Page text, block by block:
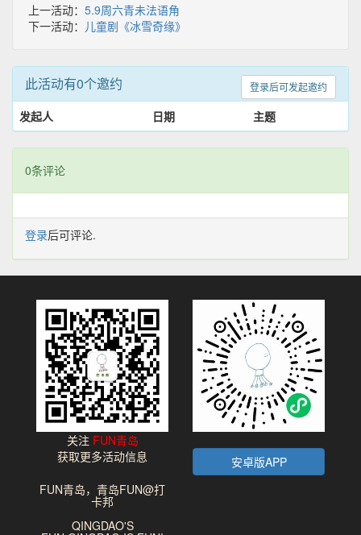
上一活动： 5.9周六青未法语角
下一活动： 儿童剧《冰雪奇缘》
登录后可发起邀约
此活动有0个邀约
发起人 日期 主题
0条评论
登录后可评论.
关注 FUN青岛
获取更多活动信息
安卓版APP
FUN青岛，青岛FUN@打
卡邦
QINGDAO'S